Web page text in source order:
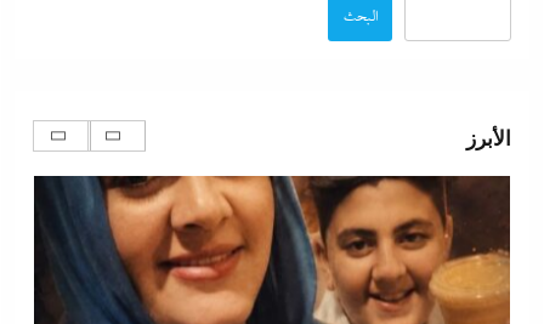
البحث
الأبرز
30 يوليو، 2026